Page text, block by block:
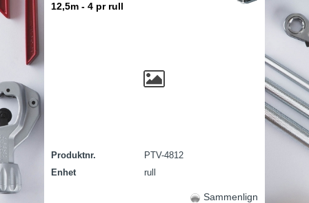
12,5m - 4 pr rull
Produktnr.
PTV-4812
Enhet
rull
Sammenlign